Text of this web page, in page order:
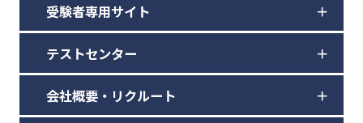
受験者専用サイト
テストセンター
会社概要・リクルート